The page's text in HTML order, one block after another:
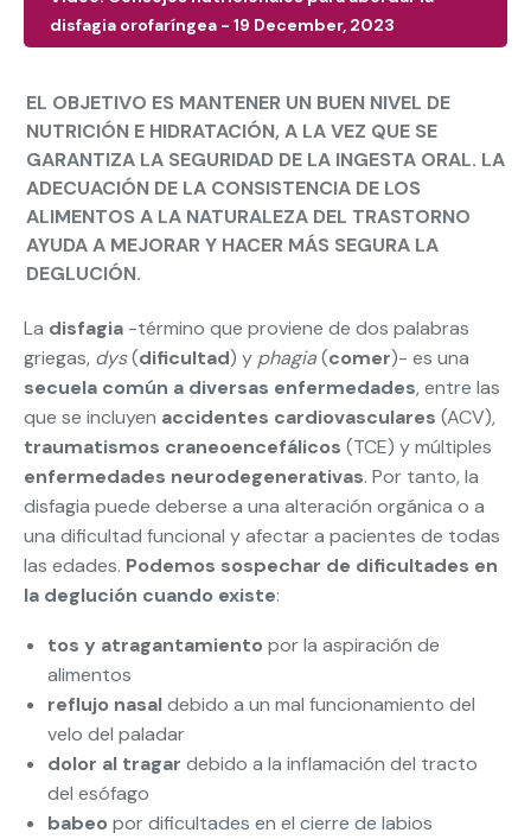
disfagia orofaríngea - 19 December, 2023
EL OBJETIVO ES MANTENER UN BUEN NIVEL DE
NUTRICIÓN E HIDRATACIÓN, A LA VEZ QUE SE
GARANTIZA LA SEGURIDAD DE LA INGESTA ORAL. LA
ADECUACIÓN DE LA CONSISTENCIA DE LOS
ALIMENTOS A LA NATURALEZA DEL TRASTORNO
AYUDA A MEJORAR Y HACER MÁS SEGURA LA
DEGLUCIÓN.
La disfagia -término que proviene de dos palabras
griegas, dys(dificultad) y phagia(comer)- es una
secuela común a diversas enfermedades, entre las
que se incluyen accidentes cardiovasculares (ACV),
traumatismos craneoencefálicos (TCE) y múltiples
enfermedades neurodegenerativas. Por tanto, la
disfagia puede deberse a una alteración orgánica o a
una dificultad funcional y afectar a pacientes de todas
las edades. Podemos sospechar de dificultades en
la deglución cuando existe:
tos y atragantamiento por la aspiración de
alimentos
reflujo nasaldebido a un mal funcionamiento del
velo del paladar
dolor al tragar debido a la inflamación del tracto
del esófago
babeo por dificultades en el cierre de labios